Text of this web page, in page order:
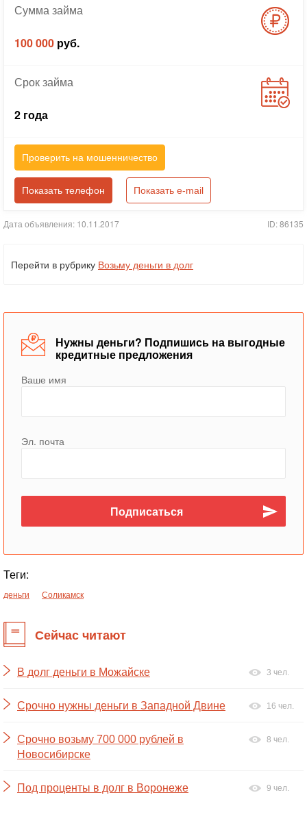
Суммазайма
100 000 руб.
Срокзайма
2 года
Проверить на мошенничество
Показать телефон Показать e-mail
Дата объявления: 10.11.2017 ID: 86135
Перейти в рубрику Возьму деньги в долг
Нужны деньги? Подпишись на выгодные
кредитные предложения
Ваше имя
Эл. почта
Теги:
деньги Соликамск
Сейчас читают
В долг деньги в Можайске 3 чел.
Срочно нужны деньги в Западной Двине 16 чел.
Срочно возьму 700 000 рублей в
Новосибирске
8 чел.
Под проценты в долг в Воронеже 9 чел.